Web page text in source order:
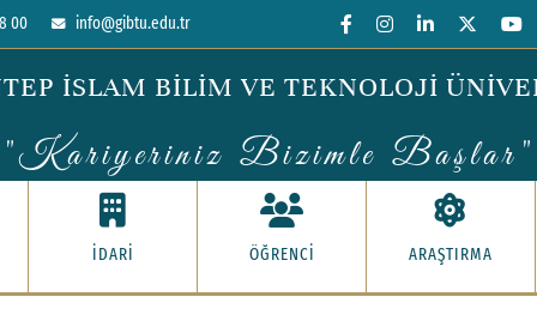
00 info@gibtu.edu.tr
İSLAM BİLİM VE TEKNOLOJİ
"Kariyeriniz Bizimle Başlar"
İDARİ ÖĞRENCİ ARAŞTIRMA